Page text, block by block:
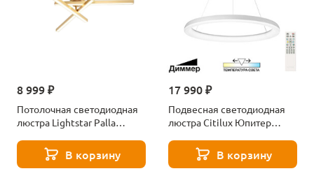
8 999 ₽
Потолочная светодиодная
люстра Lightstar Palla
В корзину
17 990 ₽
Подвесная светодиодная
люстра Citilux Юпитер
В корзину